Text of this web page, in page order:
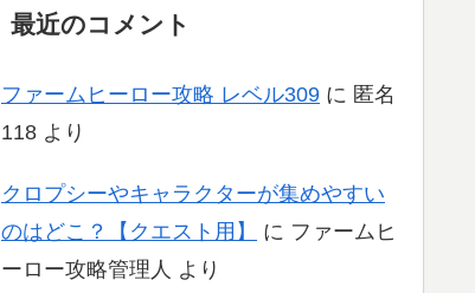
最近のコメント
ファームヒーロー攻略 レベル309 に 匿名
118 より
クロプシーやキャラクターが集めやすい
のはどこ？【クエスト用】
に ファームヒ
ーロー攻略管理人 より